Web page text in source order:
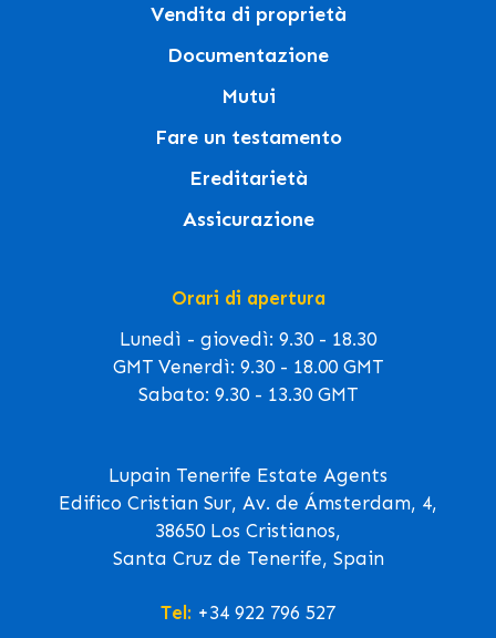
Vendita di proprietà
Documentazione
Mutui
Fare un testamento
Ereditarietà
Assicurazione
Orari di apertura
Lunedì - giovedì: 9.30 - 18.30
GMT Venerdì: 9.30 - 18.00 GMT
Sabato: 9.30 - 13.30 GMT
Lupain Tenerife Estate Agents
Edifico Cristian Sur, Av. de Ámsterdam, 4,
38650 Los Cristianos,
Santa Cruz de Tenerife, Spain
Tel: +34 922 796 527